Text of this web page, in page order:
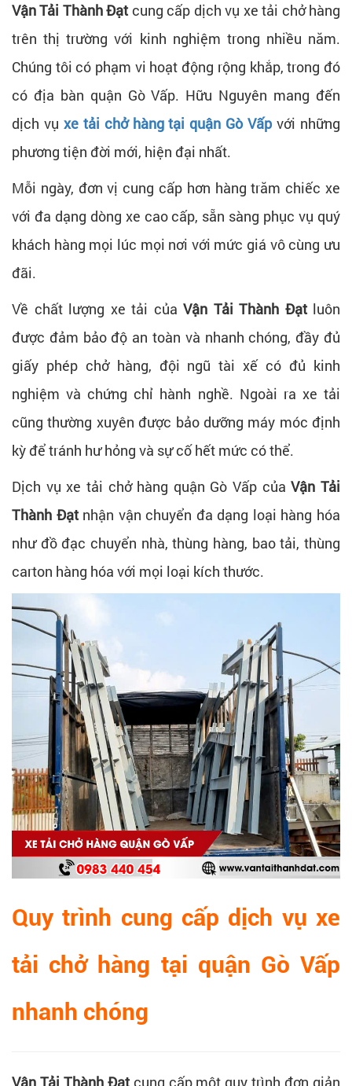
Vận Tải Thành Đạt cung cấp dịch vụ xe tải chở hàng
trên thị trường với kinh nghiệm trong nhiều năm.
Chúng tôi có phạm vi hoạt động rộng khắp, trong đó
có địa bàn quận Gò Vấp. Hữu Nguyên mang đến
dịch vụ xe tải chở hàng tại quận Gò Vấp với những
phương tiện đời mới, hiện đại nhất.
Mỗi ngày, đơn vị cung cấp hơn hàng trăm chiếc xe
với đa dạng dòng xe cao cấp, sẵn sàng phục vụ quý
khách hàng mọi lúc mọi nơi với mức giá vô cùng ưu
đãi.
Về chất lượng xe tải của Vận Tải Thành Đạt luôn
được đảm bảo độ an toàn và nhanh chóng, đầy đủ
giấy phép chở hàng, đội ngũ tài xế có đủ kinh
nghiệm và chứng chỉ hành nghề. Ngoài ra xe tải
cũng thường xuyên được bảo dưỡng máy móc định
kỳ để tránh hư hỏng và sự cố hết mức có thể.
Dịch vụ xe tải chở hàng quận Gò Vấp củaVận Tải
Thành Đạtnhận vận chuyển đa dạng loại hàng hóa
như đồ đạc chuyển nhà, thùng hàng, bao tải, thùng
carton hàng hóa với mọi loại kích thước.
Quy trình cung cấp dịch vụ xe
tải chở hàng tại quận Gò Vấp
nhanh chóng